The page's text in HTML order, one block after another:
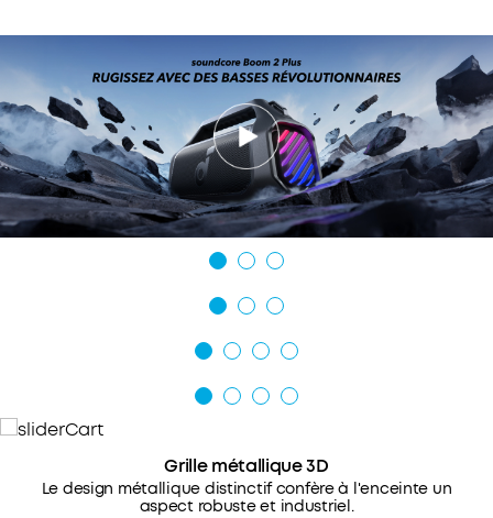
piscine ou sous la pluie.
Votre son, à votre façon :l'enceinte d'extérieur
Boom 2 Plus est dotée d'un égaliseur pro
personnalisable pour vous aider à trouver le son
parfait pour n'importe quelle chanson ou
ambiance. Et avec PartyCast 2.0, vous pouvez
connecter jusqu'à plus de 100 enceintes pour
faire passer la fête au niveau supérieur.
Grille métallique 3D
Le design métallique distinctif confère à l'enceinte un
aspect robuste et industriel.